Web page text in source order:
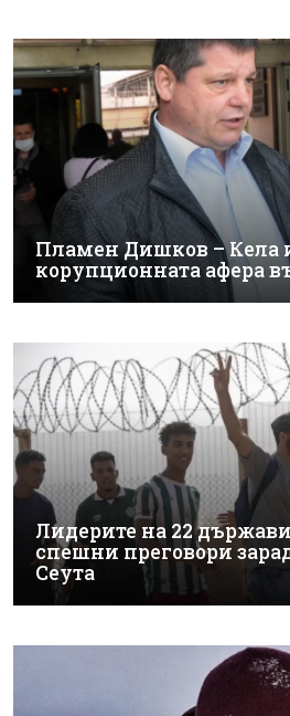
Пламен Дишков – Кела
корупционната афера
Лидерите на 22
спешни преговори
Сеута